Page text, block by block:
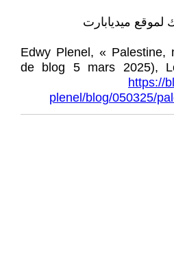
ميديابارت
Edwy Plenel, « Palestine,
de blog 5 mars 2025),
https://
plenel/blog/050325/